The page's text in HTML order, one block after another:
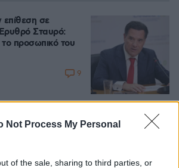
Not Process My Personal
of the sale, sharing to third parties, or
επίθεση σε
Σταυρό:
προσωπικό του
9
της
χίλια πλήγματα